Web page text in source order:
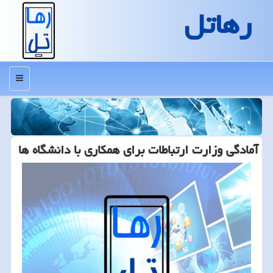
رهاتل
منو
آمادگی وزارت ارتباطات برای همكاری با دانشگاه ها